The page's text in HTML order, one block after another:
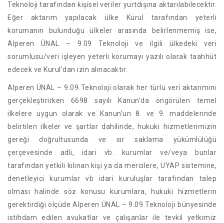
Teknoloji tarafından kişisel veriler yurtdışına aktarılabilecektir.
Eğer aktarım yapılacak ülke Kurul tarafından yeterli
korumanın bulunduğu ülkeler arasında belirlenmemiş ise,
Alperen ÜNAL – 9.09 Teknoloji ve ilgili ülkedeki veri
sorumlusu/veri işleyen yeterli korumayı yazılı olarak taahhüt
edecek ve Kurul’dan izin alınacaktır.
Alperen ÜNAL – 9.09 Teknoloji olarak her türlü veri aktarımını
gerçekleştirirken 6698 sayılı Kanun’da öngörülen temel
ilkelere uygun olarak ve Kanun’un 8. ve 9. maddelerinde
belirtilen ilkeler ve şartlar dahilinde, hukuki hizmetlerimizin
gereği doğrultusunda ve sır saklama yükümlülüğü
çerçevesinde adli, idari vb. kurumlar ve/veya bunlar
tarafından yetkili kılınan kişi ya da mercilere, UYAP sistemine,
denetleyici kurumlar vb idari kuruluşlar tarafından talep
olması halinde söz konusu kurumlara, hukuki hizmetlerin
gerektirdiği ölçüde Alperen ÜNAL – 9.09 Teknoloji bünyesinde
istihdam edilen avukatlar ve çalışanlar ile tevkil yetkimiz